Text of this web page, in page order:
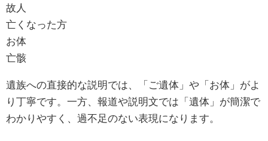
故人
亡くなった方
お体
亡骸
遺族への直接的な説明では、「ご遺体」や「お体」がよ
り丁寧です。一方、報道や説明文では「遺体」が簡潔で
わかりやすく、過不足のない表現になります。